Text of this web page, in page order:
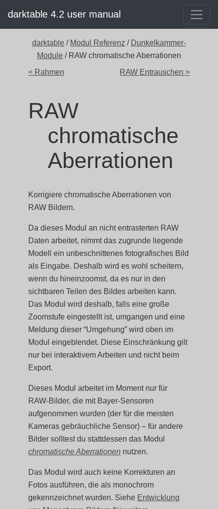
darktable 4.2 user manual
darktable / Modul Referenz / Dunkelkammer-
Module / RAW chromatische Aberrationen
< Rahmen
RAW Entrauschen >
RAW
chromatische
Aberrationen
Korrigiere chromatische Aberrationen von
RAW Bildern.
Da dieses Modul an nicht entrasterten RAW
Daten arbeitet, nimmt das zugrunde liegende
Modell ein unbeschnittenes fotografisches Bild
als Eingabe. Deshalb wird es wohl scheitern,
wenn du hineinzoomst, da es nur in den
sichtbaren Teilen des Bildes arbeiten kann.
Das Modul wird deshalb, falls eine große
Zoomstufe eingestellt ist, umgangen und eine
Meldung dieser “Umgehung” wird oben im
Modul eingeblendet. Diese Einschränkung gilt
nur bei interaktivem Arbeiten und nicht beim
Export.
Dieses Modul arbeitet im Moment nur für
RAW-Bilder, die mit Bayer-Sensoren
aufgenommen wurden (der für die meisten
Kameras gebräuchliche Sensor) – für andere
Bilder solltest du stattdessen das Modul
chromatische Aberrationen nutzen.
Das Modul wird auch keine Korrekturen an
Fotos ausführen, die als monochrom
gekennzeichnet wurden. Siehe Entwicklung